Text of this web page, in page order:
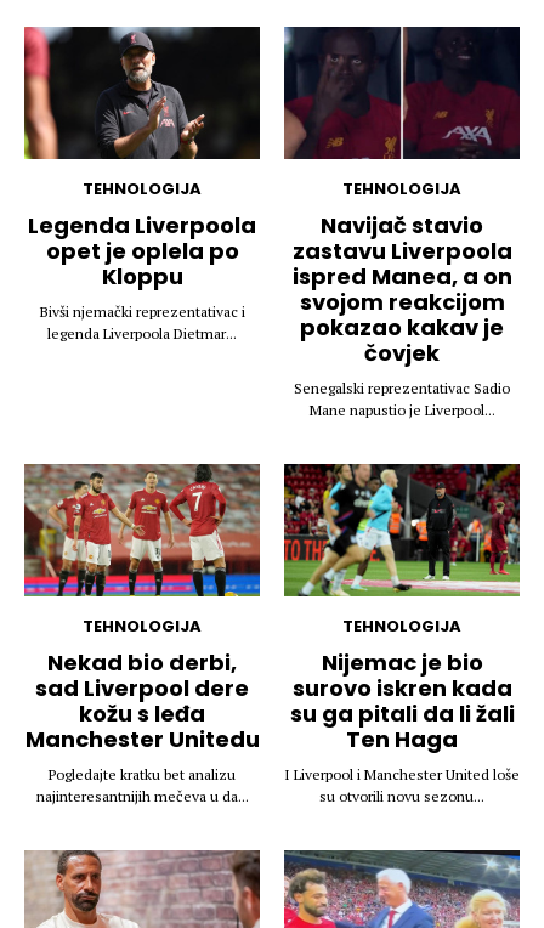
TEHNOLOGIJA
Legenda Liverpoola
opet je oplela po
Kloppu
Bivši njemački reprezentativac i
legenda Liverpoola Dietmar...
TEHNOLOGIJA
Navijač stavio
zastavu Liverpoola
ispred Manea, a on
svojom reakcijom
pokazao kakav je
čovjek
Senegalski reprezentativac Sadio
Mane napustio je Liverpool...
TEHNOLOGIJA
Nekad bio derbi,
sad Liverpool dere
kožu s leđa
Manchester Unitedu
Pogledajte kratku bet analizu
najinteresantnijih mečeva u da...
TEHNOLOGIJA
Nijemac je bio
surovo iskren kada
su ga pitali da li žali
Ten Haga
I Liverpool i Manchester United loše
su otvorili novu sezonu...